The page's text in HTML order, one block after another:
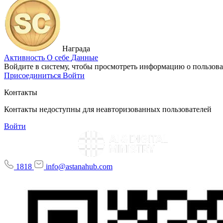
Награда
Активность О себе Данные
Войдите в систему, чтобы просмотреть информацию о
Присоединиться Войти
Контакты
Контакты недоступны для неавторизованных пользователей
Войти
1818 info@astanahub.com